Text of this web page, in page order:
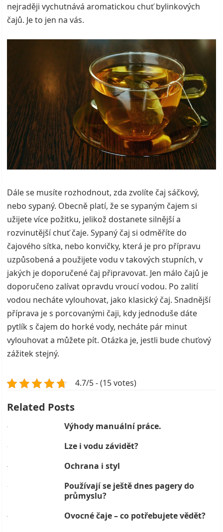
nejraději vychutnává aromatickou chuť bylinkových
čajů. Je to jen na vás.
Dále se musíte rozhodnout, zda zvolíte čaj sáčkový,
nebo sypaný. Obecně platí, že se sypaným čajem si
užijete více požitku, jelikož dostanete silnější a
rozvinutější chuť čaje.Sypaný čaj si odměříte do
čajového sítka, nebo konvičky, která je pro přípravu
uzpůsobená a použijete vodu v takových stupních, v
jakých je doporučené čaj připravovat. Jen málo čajů je
doporučeno zalívat opravdu vroucí vodou. Po zalití
vodou necháte vylouhovat, jako klasický čaj.Snadnější
příprava je s porcovanými čaji, kdy jednoduše dáte
pytlík s čajem do horké vody, necháte pár minut
vylouhovat a můžete pít. Otázka je, jestli bude chuťový
zážitek stejný.
4.7/5 - (15 votes)
Related Posts
Výhody manuální práce.
Lze i vodu závidět?
Ochrana i styl
Používají se ještě dnes pagery do
průmyslu?
Ovocné čaje – co potřebujete vědět?